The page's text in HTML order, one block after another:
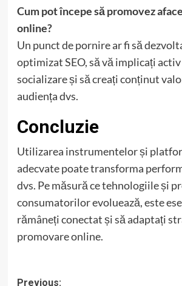
Cum pot începe să promovez
online?
Un punct de pornire ar fi să
optimizat SEO, să vă implicați
socializare și să creați conținut
audiența dvs.
Concluzie
Utilizarea instrumentelor și
adecvate poate transforma
dvs. Pe măsură ce tehnologiile și
consumatorilor evoluează, este
rămâneți conectat și să adaptați
promovare online.
Previous: